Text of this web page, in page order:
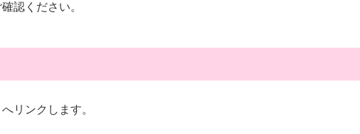
認ください。
リンクします。